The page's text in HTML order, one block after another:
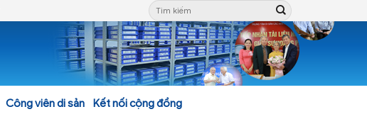
Công viên di sản Kết nối cộng đồng